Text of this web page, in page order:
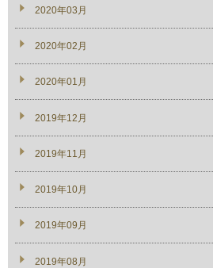
2020年03月
2020年02月
2020年01月
2019年12月
2019年11月
2019年10月
2019年09月
2019年08月